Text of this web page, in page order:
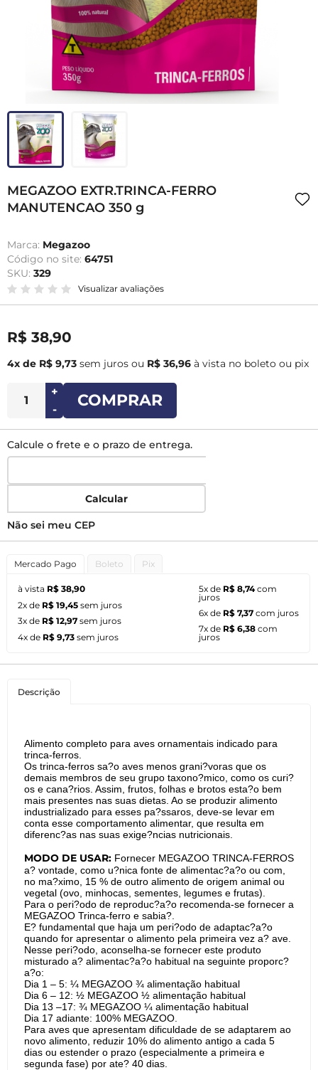
MEGAZOO EXTR.TRINCA-FERRO
MANUTENCAO 350 g
Marca: Megazoo
Código no site: 64751
SKU: 329
Visualizar avaliações
R$ 38,90
4x de R$ 9,73 sem juros ou R$ 36,96 à vista no boleto ou pix
+
-
COMPRAR
Calcule o frete e o prazo de entrega.
Calcular
Não sei meu CEP
Mercado Pago Boleto Pix
à vista R$ 38,90
2x de R$ 19,45 sem juros
3x de R$ 12,97 sem juros
4x de R$ 9,73 sem juros
5x de R$ 8,74com
juros
6x de R$ 7,37 com juros
7x de R$ 6,38 com
juros
Descrição
Alimento completo para aves ornamentais indicado para
trinca-ferros.
Os trinca-ferros sa?o aves menos grani?voras que os
demais membros de seu grupo taxono?mico, como os curi?
os e cana?rios. Assim, frutos, folhas e brotos esta?o bem
mais presentes nas suas dietas. Ao se produzir alimento
industrializado para esses pa?ssaros, deve-se levar em
conta esse comportamento alimentar, que resulta em
diferenc?as nas suas exige?ncias nutricionais.
MODO DE USAR: Fornecer MEGAZOO TRINCA-FERROS
a? vontade, como u?nica fonte de alimentac?a?o ou com,
no ma?ximo, 15 % de outro alimento de origem animal ou
vegetal (ovo, minhocas, sementes, legumes e frutas).
Para o peri?odo de reproduc?a?o recomenda-se fornecer a
MEGAZOO Trinca-ferro e sabia?.
E? fundamental que haja um peri?odo de adaptac?a?o
quando for apresentar o alimento pela primeira vez a? ave.
Nesse peri?odo, aconselha-se fornecer este produto
misturado a? alimentac?a?o habitual na seguinte proporc?
a?o:
Dia 1 – 5: ¼ MEGAZOO ¾ alimentação habitual
Dia 6 – 12: ½ MEGAZOO ½ alimentação habitual
Dia 13 –17: ¾ MEGAZOO ¼ alimentação habitual
Dia 17 adiante: 100% MEGAZOO.
Para aves que apresentam dificuldade de se adaptarem ao
novo alimento, reduzir 10% do alimento antigo a cada 5
dias ou estender o prazo (especialmente a primeira e
segunda fase) por ate? 40 dias.